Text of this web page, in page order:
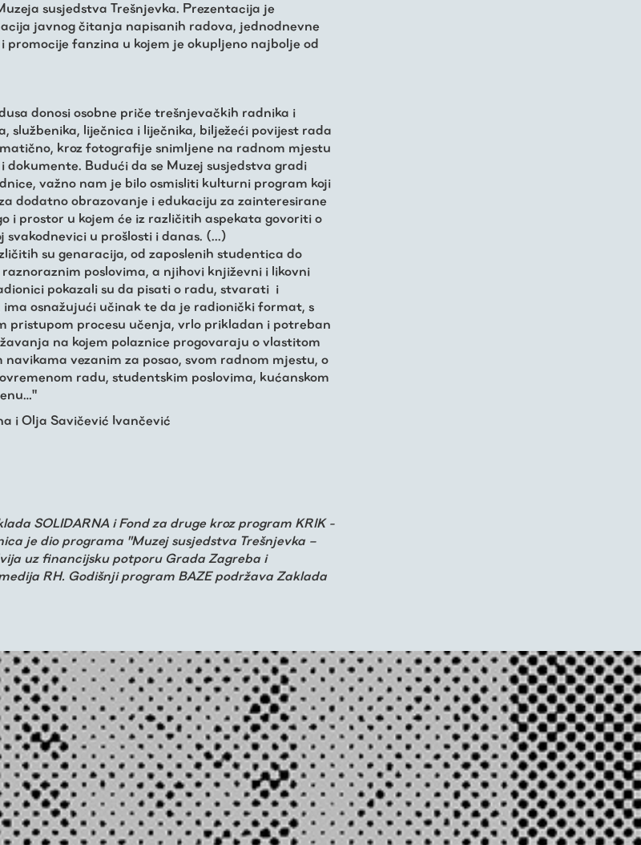
susjedstva Trešnjevka. Prezentacija je
javnog čitanja napisanih radova, jednodnevne
promocije fanzina u kojem je okupljeno najbolje od
donosi osobne priče trešnjevačkih radnika i
službenika, liječnica i liječnika, bilježeći povijest rada
kroz fotografije snimljene na radnom mjestu
dokumente. Budući da se Muzej susjedstva gradi
važno nam je bilo osmisliti kulturni program koji
dodatno obrazovanje i edukaciju za zainteresirane
i prostor u kojem će iz različitih aspekata govoriti o
u prošlosti i danas. (...)
su genaracija, od zaposlenih studentica do
poslovima, a njihovi književni i likovni
pokazali su da pisati o radu, stvarati i
ima osnažujući učinak te da je radionički format, s
pristupom procesu učenja, vrlo prikladan i potreban
na kojem polaznice progovaraju o vlastitom
navikama vezanim za posao, svom radnom mjestu, o
radu, studentskim poslovima, kućanskom
i Olja Savičević Ivančević
SOLIDARNA i Fond za druge kroz program KRIK -
je dio programa "Muzej susjedstva Trešnjevka –
uz financijsku potporu Grada Zagreba i
RH. Godišnji program BAZE podržava Zaklada